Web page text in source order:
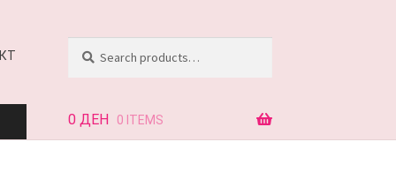
for:
0 ДЕН 0 ITEMS